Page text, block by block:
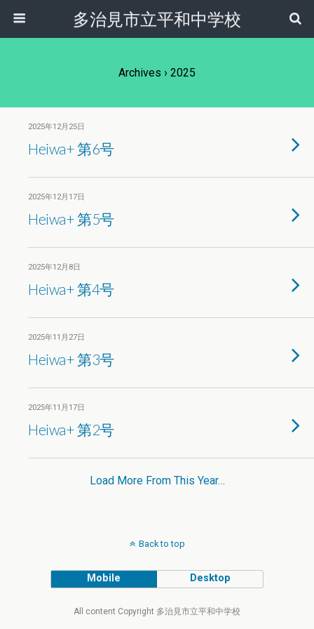
多治見市立平和中学校
Archives › 2025
2025年12月25日
Heiwa+ 第6号
2025年12月17日
Heiwa+ 第5号
2025年12月8日
Heiwa+ 第4号
2025年11月27日
Heiwa+ 第3号
2025年11月17日
Heiwa+ 第2号
Load More From This Year…
Back to top
Mobile Desktop
All content Copyright 多治見市立平和中学校